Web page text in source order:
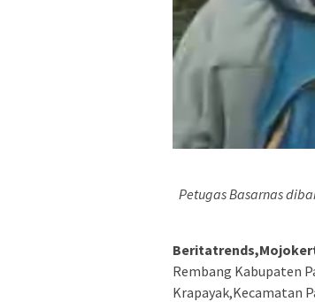
Petugas Basarnas
Rembang Kabupaten
Krapayak,Kecamatan